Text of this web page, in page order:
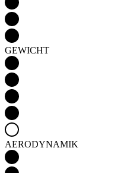
GEWICHT
AERODYNAMIK